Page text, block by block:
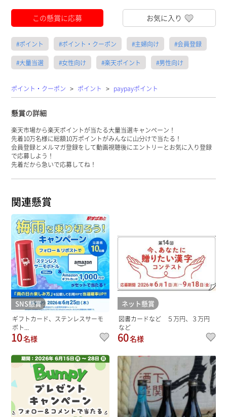
この懸賞に応募 お気に入り
#ポイント #ポイント・クーポン #主婦向け #会員登録
#大量当選 #女性向け #楽天ポイント #男性向け
ポイント・クーポン > ポイント > paypayポイント
懸賞の詳細
楽天市場から楽天ポイントが当たる大量当選キャンペーン！
先着10万名様に総額10万ポイントがみんなに山分けで当たる！
会員登録とメルマガ登録をして動画視聴後にエントリーとお気に入り登録
で応募しよう！
先着だから急いで応募してね！
関連懸賞
SNS懸賞
ギフトカード、ステンレスサーモ
ボト...
10名様
ネット懸賞
図書カードなど ５万円、３万円
など
60名様